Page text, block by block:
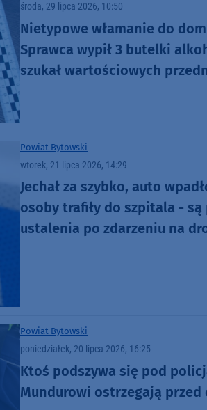
środa, 29 lipca 2026, 10:50
Nietypowe włamanie do
Sprawca wypił 3 butelki
szukał wartościowych
Powiat Bytowski
wtorek, 21 lipca 2026, 14:29
Jechał za szybko, auto
osoby trafiły do szpitala -
ustalenia po zdarzeniu na
Powiat Bytowski
poniedziałek, 20 lipca 2026, 16:25
Ktoś podszywa się pod
Mundurowi ostrzegają przed